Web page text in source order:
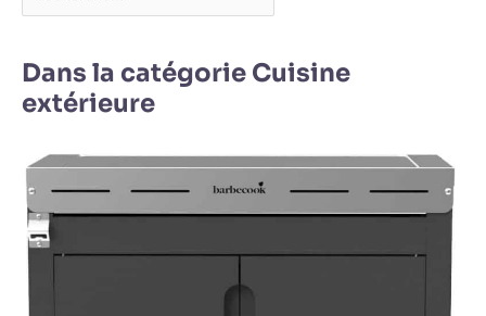
Dans la catégorie Cuisine
extérieure